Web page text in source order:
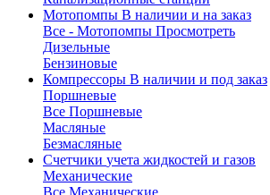
Мотопомпы В наличии и на заказ
Все - Мотопомпы Просмотреть
Дизельные
Бензиновые
Компрессоры В наличии и под заказ
Поршневые
Все Поршневые
Масляные
Безмасляные
Счетчики учета жидкостей и газов
Механические
Все Механические